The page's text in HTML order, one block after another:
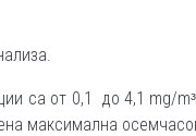
са от 0,1 до 4,1 mg/
максимална